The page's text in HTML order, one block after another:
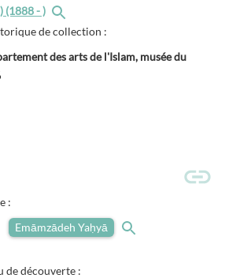
(1888 - )
de collection :
des arts de l'Islam, musée du
:
Emāmzādeh Yaḥyā
de découverte :